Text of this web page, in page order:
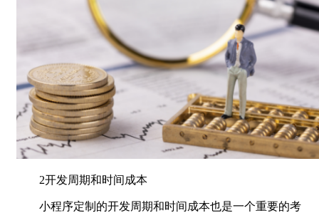
2开发周期和时间成本
小程序定制的开发周期和时间成本也是一个重要的考